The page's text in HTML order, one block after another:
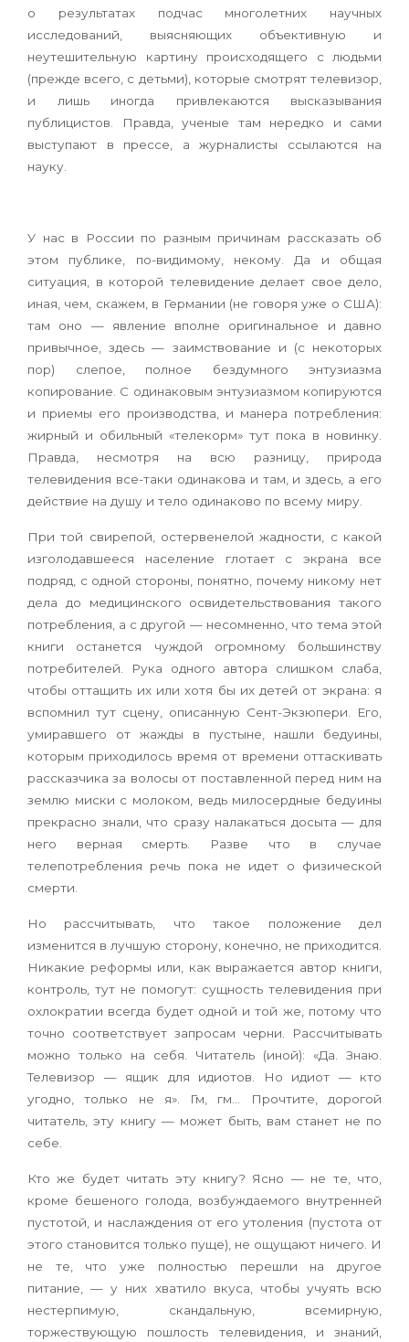
о результатах подчас многолетних научных
исследований, выясняющих объективную и
неутешительную картину происходящего с людьми
(прежде всего, с детьми), которые смотрят телевизор,
и лишь иногда привлекаются высказывания
публицистов. Правда, ученые там нередко и сами
выступают в прессе, а журналисты ссылаются на
науку.
У нас в России по разным причинам рассказать об
этом публике, по-видимому, некому. Да и общая
ситуация, в которой телевидение делает свое дело,
иная, чем, скажем, в Германии (не говоря уже о США):
там оно — явление вполне оригинальное и давно
привычное, здесь — заимствование и (с некоторых
пор) слепое, полное бездумного энтузиазма
копирование. С одинаковым энтузиазмом копируются
и приемы его производства, и манера потребления:
жирный и обильный «телекорм» тут пока в новинку.
Правда, несмотря на всю разницу, природа
телевидения все-таки одинакова и там, и здесь, а его
действие на душу и тело одинаково по всему миру.
При той свирепой, остервенелой жадности, с какой
изголодавшееся население глотает с экрана все
подряд, с одной стороны, понятно, почему никому нет
дела до медицинского освидетельствования такого
потребления, а с другой — несомненно, что тема этой
книги останется чуждой огромному большинству
потребителей. Рука одного автора слишком слаба,
чтобы оттащить их или хотя бы их детей от экрана: я
вспомнил тут сцену, описанную Сент-Экзюпери. Его,
умиравшего от жажды в пустыне, нашли бедуины,
которым приходилось время от времени оттаскивать
рассказчика за волосы от поставленной перед ним на
землю миски с молоком, ведь милосердные бедуины
прекрасно знали, что сразу налакаться досыта — для
него верная смерть. Разве что в случае
телепотребления речь пока не идет о физической
смерти.
Но рассчитывать, что такое положение дел
изменится в лучшую сторону, конечно, не приходится.
Никакие реформы или, как выражается автор книги,
контроль, тут не помогут: сущность телевидения при
охлократии всегда будет одной и той же, потому что
точно соответствует запросам черни. Рассчитывать
можно только на себя. Читатель (иной): «Да. Знаю.
Телевизор — ящик для идиотов. Но идиот — кто
угодно, только не я». Гм, гм… Прочтите, дорогой
читатель, эту книгу — может быть, вам станет не по
себе.
Кто же будет читать эту книгу? Ясно — не те, что,
кроме бешеного голода, возбуждаемого внутренней
пустотой, и наслаждения от его утоления (пустота от
этого становится только пуще), не ощущают ничего. И
не те, что уже полностью перешли на другое
питание, — у них хватило вкуса, чтобы учуять всю
нестерпимую, скандальную, всемирную,
торжествующую пошлость телевидения, и знаний,